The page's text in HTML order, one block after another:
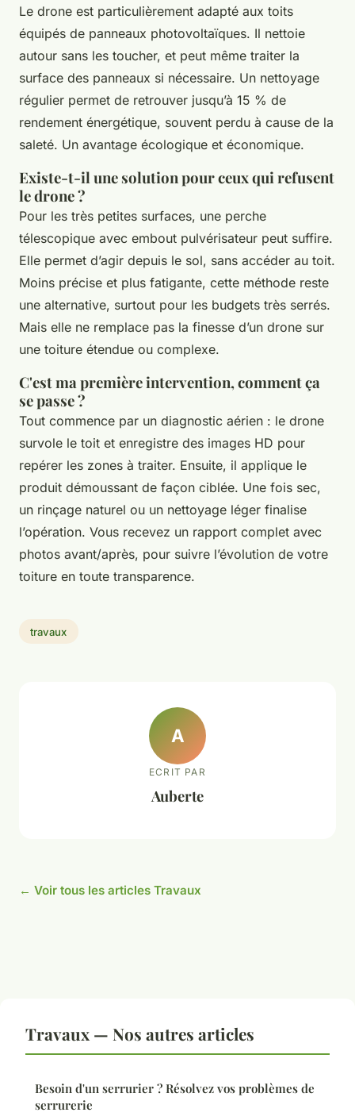
Le drone est particulièrement adapté aux toits
équipés de panneaux photovoltaïques. Il nettoie
autour sans les toucher, et peut même traiter la
surface des panneaux si nécessaire. Un nettoyage
régulier permet de retrouver jusqu’à 15 % de
rendement énergétique, souvent perdu à cause de la
saleté. Un avantage écologique et économique.
Existe-t-il une solution pour ceux qui refusent
le drone ?
Pour les très petites surfaces, une perche
télescopique avec embout pulvérisateur peut suffire.
Elle permet d’agir depuis le sol, sans accéder au toit.
Moins précise et plus fatigante, cette méthode reste
une alternative, surtout pour les budgets très serrés.
Mais elle ne remplace pas la finesse d’un drone sur
une toiture étendue ou complexe.
C'est ma première intervention, comment ça
se passe ?
Tout commence par un diagnostic aérien : le drone
survole le toit et enregistre des images HD pour
repérer les zones à traiter. Ensuite, il applique le
produit démoussant de façon ciblée. Une fois sec,
un rinçage naturel ou un nettoyage léger finalise
l’opération. Vous recevez un rapport complet avec
photos avant/après, pour suivre l’évolution de votre
toiture en toute transparence.
travaux
A
ECRIT PAR
Auberte
← Voir tous les articles Travaux
Travaux — Nos autres articles
Besoin d'un serrurier ? Résolvez vos problèmes de
serrurerie